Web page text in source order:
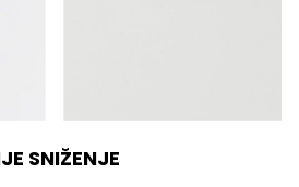
SNIŽENJE